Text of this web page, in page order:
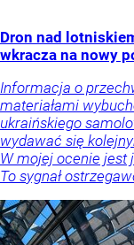
Dron nad
wkracza na nowy
Informacja o
materiałami
ukraińskiego
wydawać się
W mojej ocenie jest
To sygnał